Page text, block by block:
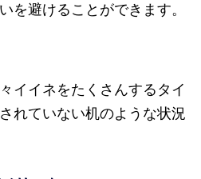
を避けることができます。
イイネをたくさんするタイ
れていない机のような状況